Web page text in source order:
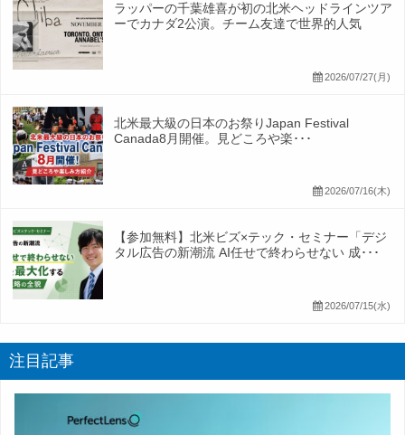
ラッパーの千葉雄喜が初の北米ヘッドラインツア
ーでカナダ2公演。チーム友達で世界的人気
2026/07/27(月)
北米最大級の日本のお祭りJapan Festival
Canada8月開催。見どころや楽･･･
2026/07/16(木)
【参加無料】北米ビズ×テック・セミナー「デジ
タル広告の新潮流 AI任せで終わらせない 成･･･
2026/07/15(水)
注目記事